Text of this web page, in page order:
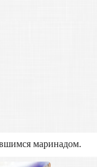
маринадом.